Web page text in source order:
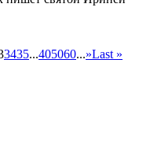
3435...405060...»Last »